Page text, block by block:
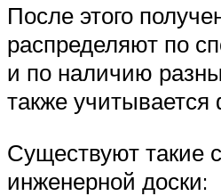
После этого
распределяют по
и по наличию
также учитывается
Существуют такие
инженерной доски: